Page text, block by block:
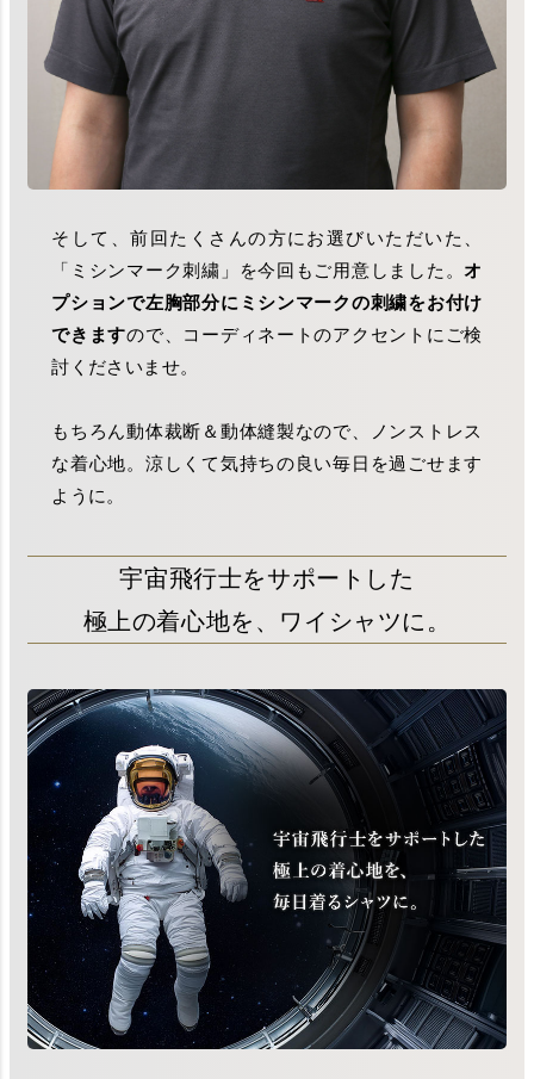
そして、前回たくさんの方にお選びいただいた、
「ミシンマーク刺繍」を今回もご用意しました。オ
プションで左胸部分にミシンマークの刺繍をお付け
できますので、コーディネートのアクセントにご検
討くださいませ。
もちろん動体裁断＆動体縫製なので、ノンストレス
な着心地。涼しくて気持ちの良い毎日を過ごせます
ように。
宇宙飛行士をサポートした
極上の着心地を、ワイシャツに。